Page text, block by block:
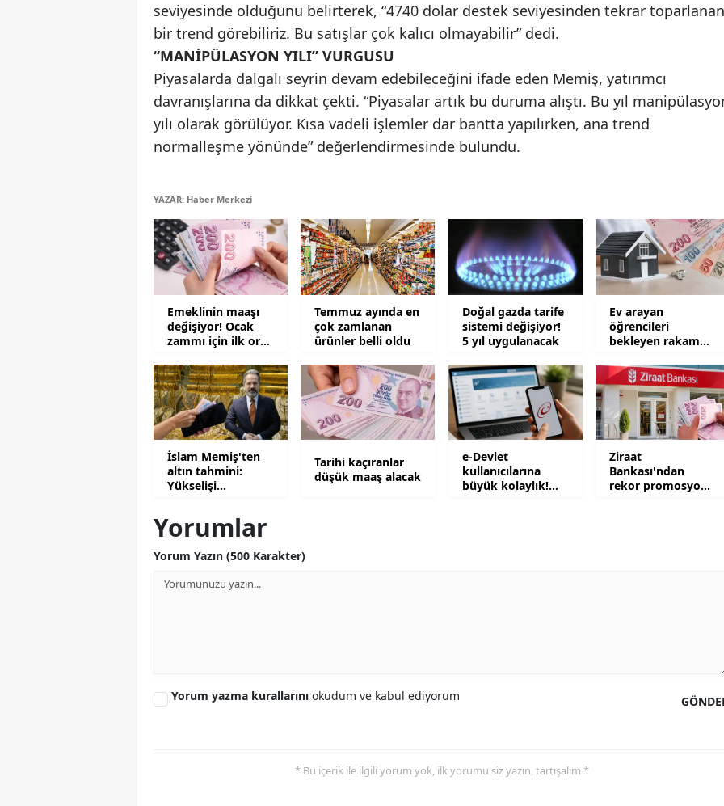
Ordu
Sakarya
Samsun
Tekirdağ
Tokat
Trabzon
Tunceli
Şanlıurfa
Uşak
Van
Yozgat
seviyesinde olduğunu belirterek, “4740 dolar destek seviyesinden tekrar toparlanan
bir trend görebiliriz. Bu satışlar çok kalıcı olmayabilir” dedi.
“MANİPÜLASYON YILI” VURGUSU
Piyasalarda dalgalı seyrin devam edebileceğini ifade eden Memiş, yatırımcı
davranışlarına da dikkat çekti. “Piyasalar artık bu duruma alıştı. Bu yıl
yılı olarak görülüyor. Kısa vadeli işlemler dar bantta yapılırken, ana trend
normalleşme yönünde” değerlendirmesinde bulundu.
YAZAR: Haber Merkezi
Emeklinin maaşı
değişiyor! Ocak
zammı için ilk oran
Temmuz ayında en
çok zamlanan
ürünler belli oldu
Doğal gazda tarife
sistemi değişiyor!
5 yıl uygulanacak
Ev arayan
öğrencileri
bekleyen rakam
İslam Memiş'ten
altın tahmini:
Yükselişi
Tarihi kaçıranlar
düşük maaş alacak
e-Devlet
kullanıcılarına
büyük kolaylık!
Ziraat
Bankası'ndan
rekor promosyon!
Yorumlar
Yorum Yazın (500 Karakter)
Yorum yazma kurallarını okudum ve kabul ediyorum
* Bu içerik ile ilgili yorum yok, ilk yorumu siz yazın, tartışalım *